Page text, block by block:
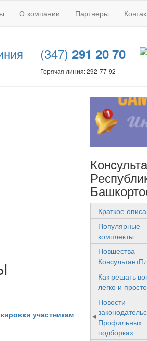
О компании Партнеры
(347) 291 20 70
Горячая линия: 292-77-92
участникам
Краткое
Популярные
комплекты
Новшества
Как решать
легко и просто
Новости
Профильных
подборках